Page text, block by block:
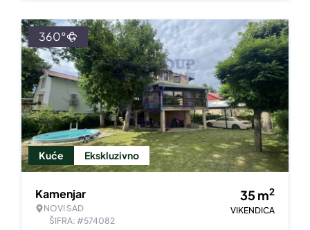
Kuće Ekskluzivno
360°
Kamenjar
NOVI SAD
ŠIFRA: #574082
35m2
VIKENDICA